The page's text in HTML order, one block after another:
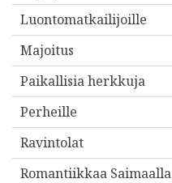
Luontomatkailijoille
Majoitus
Paikallisia herkkuja
Perheille
Ravintolat
Romantiikkaa Saimaalla